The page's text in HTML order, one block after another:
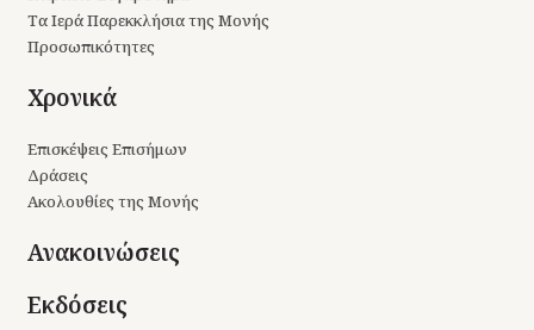
Τα Ιερά Παρεκκλήσια της Μονής
Προσωπικότητες
Χρονικά
Επισκέψεις Επισήμων
Δράσεις
Ακολουθίες της Μονής
Ανακοινώσεις
Εκδόσεις